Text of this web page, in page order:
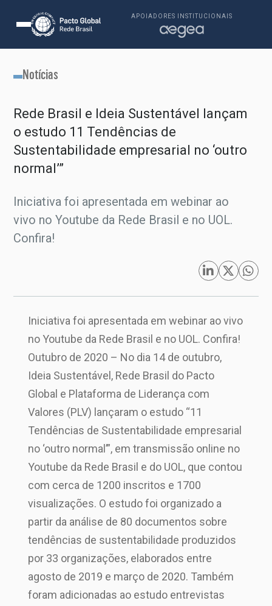
APOIADORES INSTITUCIONAIS
Notícias
Rede Brasil e Ideia Sustentável lançam
o estudo 11 Tendências de
Sustentabilidade empresarial no ‘outro
normal’”
Iniciativa foi apresentada em webinar ao
vivo no Youtube da Rede Brasil e no UOL.
Confira!
Iniciativa foi apresentada em webinar ao vivo
no Youtube da Rede Brasil e no UOL. Confira!
Outubro de 2020 – No dia 14 de outubro,
Ideia Sustentável, Rede Brasil do Pacto
Global e Plataforma de Liderança com
Valores (PLV) lançaram o estudo “11
Tendências de Sustentabilidade empresarial
no ‘outro normal’”, em transmissão online no
Youtube da Rede Brasil e do UOL, que contou
com cerca de 1200 inscritos e 1700
visualizações. O estudo foi organizado a
partir da análise de 80 documentos sobre
tendências de sustentabilidade produzidos
por 33 organizações, elaborados entre
agosto de 2019 e março de 2020. Também
foram adicionadas ao estudo entrevistas